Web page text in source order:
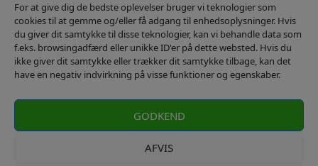
For at give dig de bedste oplevelser bruger vi teknologier som
cookies til at gemme og/eller få adgang til enhedsoplysninger. Hvis
du giver dit samtykke til disse teknologier, kan vi behandle data som
f.eks. browsingadfærd eller unikke ID'er på dette websted. Hvis du
ikke giver dit samtykke eller trækker dit samtykke tilbage, kan det
have en negativ indvirkning på visse funktioner og egenskaber.
GODKEND
AFVIS